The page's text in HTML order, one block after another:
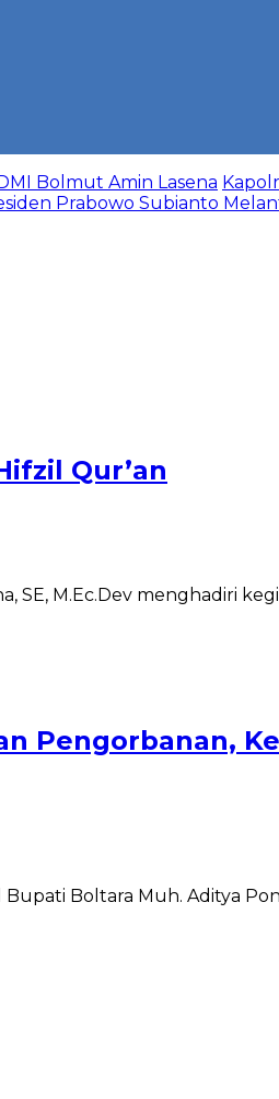
Bolmut Amin Lasena
Prabowo Subianto
Qur’an
SE, M.Ec.Dev menghadiri
Pengorbanan,
Bupati Boltara Muh. Aditya